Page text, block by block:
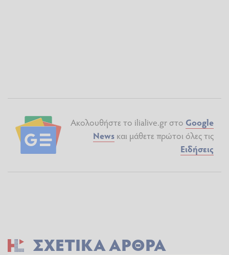
Ακολουθήστε το ilialive.gr στο Google
News και μάθετε πρώτοι όλες τις
Ειδήσεις
ΣΧΕΤΙΚΆ ΆΡΘΡΑ